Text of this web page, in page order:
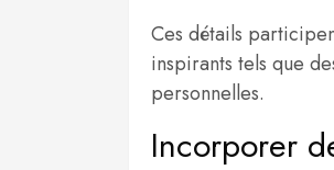
Ces détails
inspirants tels que
personnelles.
Incorporer